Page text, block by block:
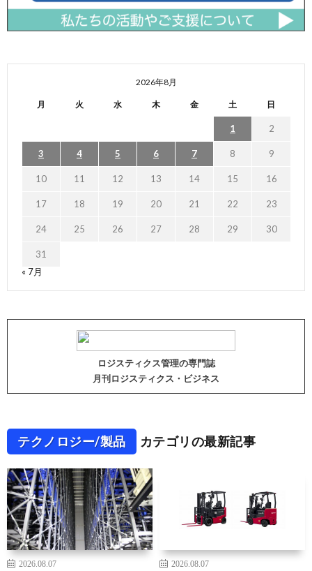
2026年8月
月 火 水 木 金 土 日
1 2
3 4 5 6 7 8 9
10 11 12 13 14 15 16
17 18 19 20 21 22 23
24 25 26 27 28 29 30
31
« 7月
ロジスティクス管理の専門誌
月刊ロジスティクス・ビジネス
テクノロジー/製品 カテゴリの最新記事
2026.08.07
2026.08.07